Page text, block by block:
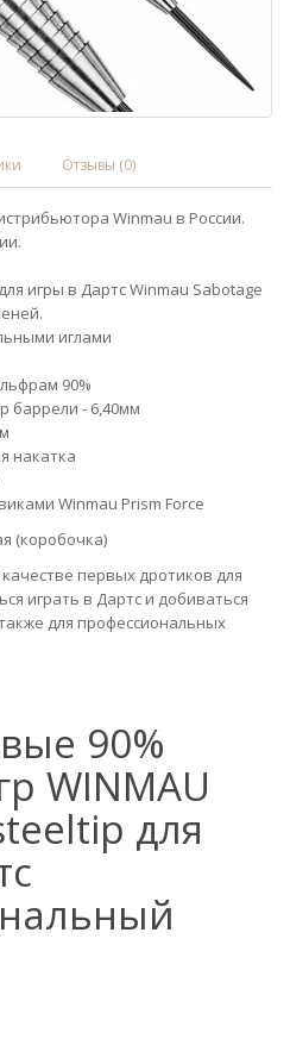
Отзывы (0)
Winmau в России.
игры в Дартс Winmau Sabotage
иглами
90%
баррели - 6,40мм
накатка
Winmau Prism Force
(коробочка)
первых дротиков для
играть в Дартс и добиваться
для профессиональных
90%
WINMAU
для